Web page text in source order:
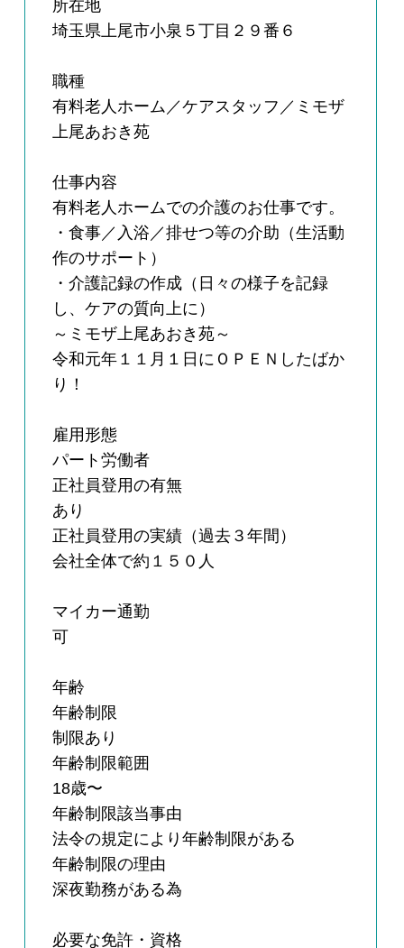
所在地
埼玉県上尾市小泉５丁目２９番６
職種
有料老人ホーム／ケアスタッフ／ミモザ
上尾あおき苑
仕事内容
有料老人ホームでの介護のお仕事です。
・食事／入浴／排せつ等の介助（生活動
作のサポート）
・介護記録の作成（日々の様子を記録
し、ケアの質向上に）
～ミモザ上尾あおき苑～
令和元年１１月１日にＯＰＥＮしたばか
り！
雇用形態
パート労働者
正社員登用の有無
あり
正社員登用の実績（過去３年間）
会社全体で約１５０人
マイカー通勤
可
年齢
年齢制限
制限あり
年齢制限範囲
18歳〜
年齢制限該当事由
法令の規定により年齢制限がある
年齢制限の理由
深夜勤務がある為
必要な免許・資格